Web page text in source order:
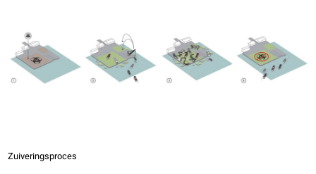
Zuiveringsproces